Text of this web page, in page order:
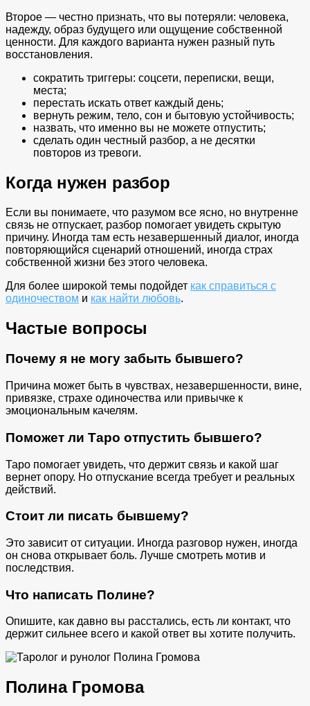
Второе — честно признать, что вы потеряли: человека,
надежду, образ будущего или ощущение собственной
ценности. Для каждого варианта нужен разный путь
восстановления.
сократить триггеры: соцсети, переписки, вещи,
места;
перестать искать ответ каждый день;
вернуть режим, тело, сон и бытовую устойчивость;
назвать, что именно вы не можете отпустить;
сделать один честный разбор, а не десятки
повторов из тревоги.
Когда нужен разбор
Если вы понимаете, что разумом все ясно, но внутренне
связь не отпускает, разбор помогает увидеть скрытую
причину. Иногда там есть незавершенный диалог, иногда
повторяющийся сценарий отношений, иногда страх
собственной жизни без этого человека.
Для более широкой темы подойдет как справиться с
одиночеством и как найти любовь.
Частые вопросы
Почему я не могу забыть бывшего?
Причина может быть в чувствах, незавершенности, вине,
привязке, страхе одиночества или привычке к
эмоциональным качелям.
Поможет ли Таро отпустить бывшего?
Таро помогает увидеть, что держит связь и какой шаг
вернет опору. Но отпускание всегда требует и реальных
действий.
Стоит ли писать бывшему?
Это зависит от ситуации. Иногда разговор нужен, иногда
он снова открывает боль. Лучше смотреть мотив и
последствия.
Что написать Полине?
Опишите, как давно вы расстались, есть ли контакт, что
держит сильнее всего и какой ответ вы хотите получить.
Полина Громова